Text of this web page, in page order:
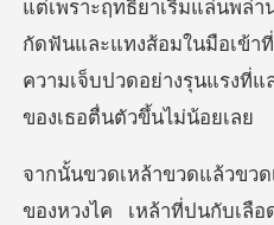
และแทงส้อมในมือเข้า
ความเจ็บปวดอย่า
ของหวงไค เหล้าที่ปนกับเลือ